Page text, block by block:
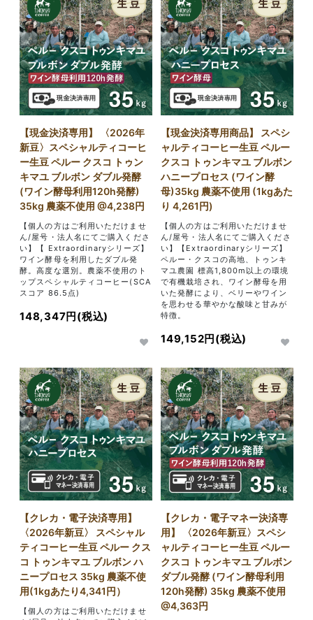
【現金決済専用】 〈2026年
新豆〉スペシャルティコーヒ
ー生豆 ペルー クスコ トゥン
キマユ ブルボン ダブル発酵
(ワイン酵母利用120h発酵)
35kg 農薬不使用 @4,238円
【個人の方はご利用いただけませ
ん/屋号・法人名にてご購入くださ
い】【 Extraordinaryシリーズ】
ワイン酵母を利用したダブル発
酵。高度な選別。農薬不使用のト
ップスペシャルティコーヒー(SCA
スコア 86.5点)
148,347円(税込)
【現金決済専用商品】 スペシ
ャルティコーヒー生豆 ペルー
クスコ トゥンキマユ ブルボン
ハニープロセス (ワイン酵
母)35kg 農薬不使用 (1kgあた
り 4,261円)
【個人の方はご利用いただけませ
ん/屋号・法人名にてご購入くださ
い】【Extraordinaryシリーズ】
ペルー・クスコの高地、トゥンキ
マユ農園 標高1,800m以上の環境
で有機栽培され、ワイン酵母を用
いた発酵により、ベリーやワイン
を思わせる華やかな酸味と甘みが
特徴。
149,152円(税込)
【クレカ・電子決済専用】
〈2026年新豆〉 スペシャル
ティコーヒー生豆 ペルー クス
コ トゥンキマユ ブルボン ハ
ニープロセス 35kg 農薬不使
用(1kgあたり4,341円）
【個人の方はご利用いただけませ
【クレカ・電子マネー決済専
用】 〈2026年新豆〉スペシ
ャルティコーヒー生豆 ペルー
クスコ トゥンキマユ ブルボン
ダブル発酵 (ワイン酵母利用
120h発酵) 35kg 農薬不使用
@4,363円